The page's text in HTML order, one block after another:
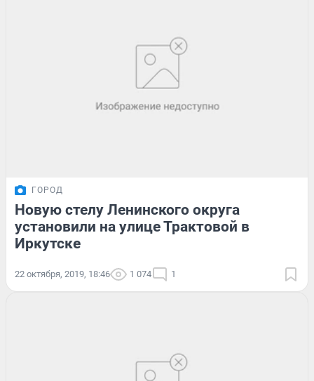
ГОРОД
Новую стелу Ленинского округа
установили на улице Трактовой в
Иркутске
22 октября, 2019, 18:46 1 074 1